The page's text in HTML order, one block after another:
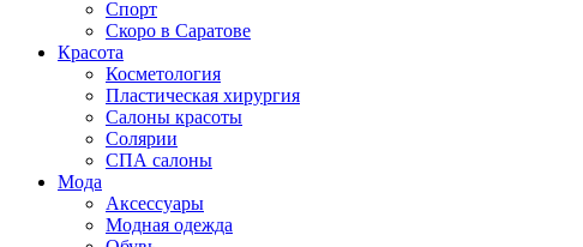
Спорт
Скоро в Саратове
Красота
Косметология
Пластическая хирургия
Салоны красоты
Солярии
СПА салоны
Мода
Аксессуары
Модная одежда